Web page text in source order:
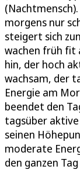
morgens nur
steigert sich
wachen früh fit
hin, der hoch
wachsam, der
Energie am
beendet den
tagsüber
seinen
moderate
den ganzen